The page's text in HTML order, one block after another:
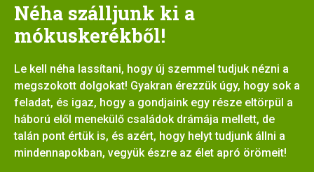
Néha szálljunk ki a
mókuskerékből!
Le kell néha lassítani, hogy új szemmel tudjuk nézni a
megszokott dolgokat! Gyakran érezzük úgy, hogy sok a
feladat, és igaz, hogy a gondjaink egy része eltörpül a
háború elől menekülő családok drámája mellett, de
talán pont értük is, és azért, hogy helyt tudjunk állni a
mindennapokban, vegyük észre az élet apró örömeit!